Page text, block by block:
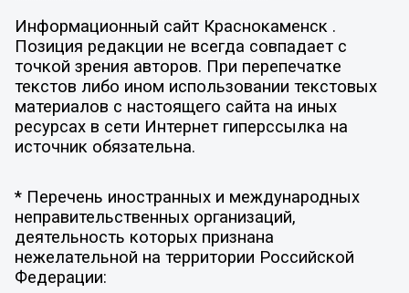
Информационный сайт Краснокаменск .
Позиция редакции не всегда совпадает с
точкой зрения авторов. При перепечатке
текстов либо ином использовании текстовых
материалов с настоящего сайта на иных
ресурсах в сети Интернет гиперссылка на
источник обязательна.
* Перечень иностранных и международных
неправительственных организаций,
деятельность которых признана
нежелательной на территории Российской
Федерации: